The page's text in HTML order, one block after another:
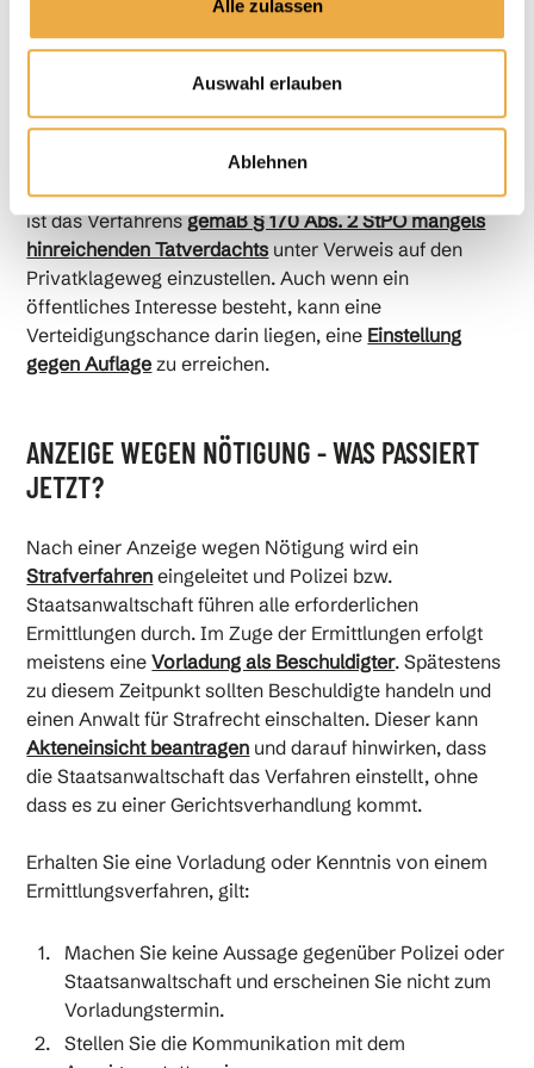
Alle zulassen
Auswahl erlauben
Ablehnen
Bei der Nötigung handelt es sich nämlich um ein
sogenanntes Privatklagedelikt gem. § 374 StPO. Dies
bedeutet, dass selbst wenn ein ausreichender
wenn dies im öffentlichen Interesse liegt. Falls
gegenüber der Staatsanwaltschaft dargelegt werden
kann, dass gerade kein öffentliches Interesse besteht,
ist das Verfahrensgemäß § 170 Abs. 2 StPO mangels
hinreichenden Tatverdachts unter Verweis auf den
Privatklageweg einzustellen. Auch wenn ein
öffentliches Interesse besteht, kann eine
Verteidigungschance darin liegen, eine Einstellung
gegen Auflage zu erreichen.
ANZEIGE WEGEN NÖTIGUNG - WAS PASSIERT
JETZT?
Nach einer Anzeige wegen Nötigung wird ein
Strafverfahren eingeleitet und Polizei bzw.
Staatsanwaltschaft führen alle erforderlichen
Ermittlungen durch. Im Zuge der Ermittlungen erfolgt
meistens eineVorladung als Beschuldigter. Spätestens
zu diesem Zeitpunkt sollten Beschuldigte handeln und
einen Anwalt für Strafrecht einschalten. Dieser kann
Akteneinsicht beantragen und darauf hinwirken, dass
die Staatsanwaltschaft das Verfahren einstellt, ohne
dass es zu einer Gerichtsverhandlung kommt.
Erhalten Sie eine Vorladung oder Kenntnis von einem
Ermittlungsverfahren, gilt:
Machen Sie keine Aussage gegenüber Polizei oder
Staatsanwaltschaft und erscheinen Sie nicht zum
Vorladungstermin.
Stellen Sie die Kommunikation mit dem